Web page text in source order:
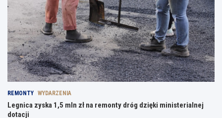
REMONTY WYDARZENIA
Legnica zyska 1,5 mln zł na remonty dróg dzięki ministerialnej
dotacji